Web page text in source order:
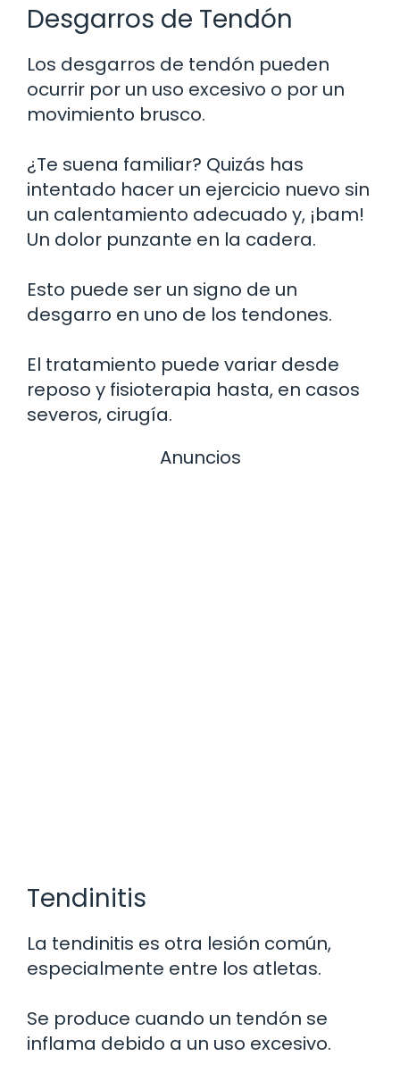
Desgarros de Tendón
Los desgarros de tendón pueden
ocurrir por un uso excesivo o por un
movimiento brusco.
¿Te suena familiar? Quizás has
intentado hacer un ejercicio nuevo sin
un calentamiento adecuado y, ¡bam!
Un dolor punzante en la cadera.
Esto puede ser un signo de un
desgarro en uno de los tendones.
El tratamiento puede variar desde
reposo y fisioterapia hasta, en casos
severos, cirugía.
Anuncios
Tendinitis
La tendinitis es otra lesión común,
especialmente entre los atletas.
Se produce cuando un tendón se
inflama debido a un uso excesivo.